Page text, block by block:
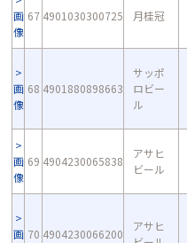
画
像
67 4901030300725 月桂冠
画
像
68 4901880898663
サッポ
ロビー
ル
画
像
69 4904230065838
アサヒ
ビール
画 70 4904230066200
アサヒ